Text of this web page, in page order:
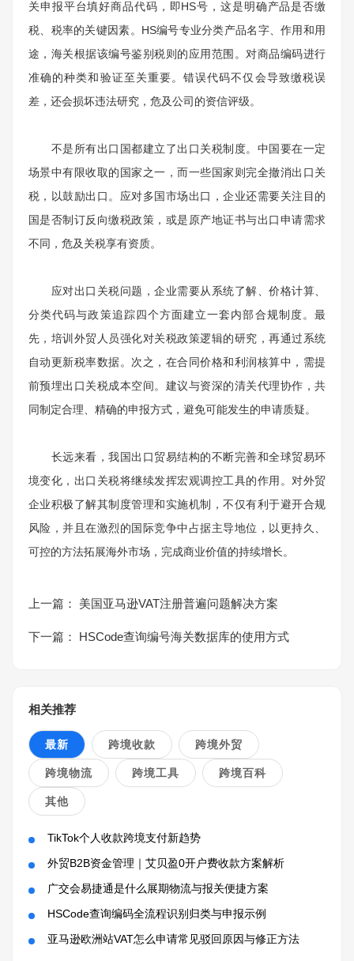
关申报平台填好商品代码，即HS号，这是明确产品是否缴
税、税率的关键因素。HS编号专业分类产品名字、作用和用
途，海关根据该编号鉴别税则的应用范围。对商品编码进行
准确的种类和验证至关重要。错误代码不仅会导致缴税误
差，还会损坏违法研究，危及公司的资信评级。
不是所有出口国都建立了出口关税制度。中国要在一定
场景中有限收取的国家之一，而一些国家则完全撤消出口关
税，以鼓励出口。应对多国市场出口，企业还需要关注目的
国是否制订反向缴税政策，或是原产地证书与出口申请需求
不同，危及关税享有资质。
应对出口关税问题，企业需要从系统了解、价格计算、
分类代码与政策追踪四个方面建立一套内部合规制度。最
先，培训外贸人员强化对关税政策逻辑的研究，再通过系统
自动更新税率数据。次之，在合同价格和利润核算中，需提
前预埋出口关税成本空间。建议与资深的清关代理协作，共
同制定合理、精确的申报方式，避免可能发生的申请质疑。
长远来看，我国出口贸易结构的不断完善和全球贸易环
境变化，出口关税将继续发挥宏观调控工具的作用。对外贸
企业积极了解其制度管理和实施机制，不仅有利于避开合规
风险，并且在激烈的国际竞争中占据主导地位，以更持久、
可控的方法拓展海外市场，完成商业价值的持续增长。
上一篇： 美国亚马逊VAT注册普遍问题解决方案
下一篇： HSCode查询编号海关数据库的使用方式
相关推荐
最新 跨境收款 跨境外贸
跨境物流 跨境工具 跨境百科
其他
TikTok个人收款跨境支付新趋势
外贸B2B资金管理｜艾贝盈0开户费收款方案解析
广交会易捷通是什么展期物流与报关便捷方案
HSCode查询编码全流程识别归类与申报示例
亚马逊欧洲站VAT怎么申请常见驳回原因与修正方法